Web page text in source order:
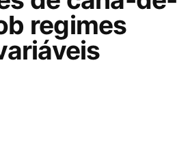
regimes